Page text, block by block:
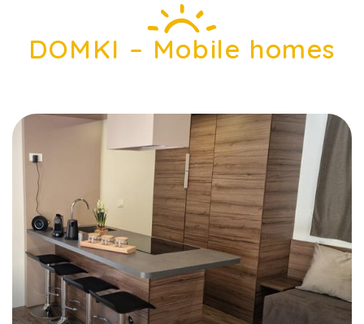
DOMKI – Mobile homes